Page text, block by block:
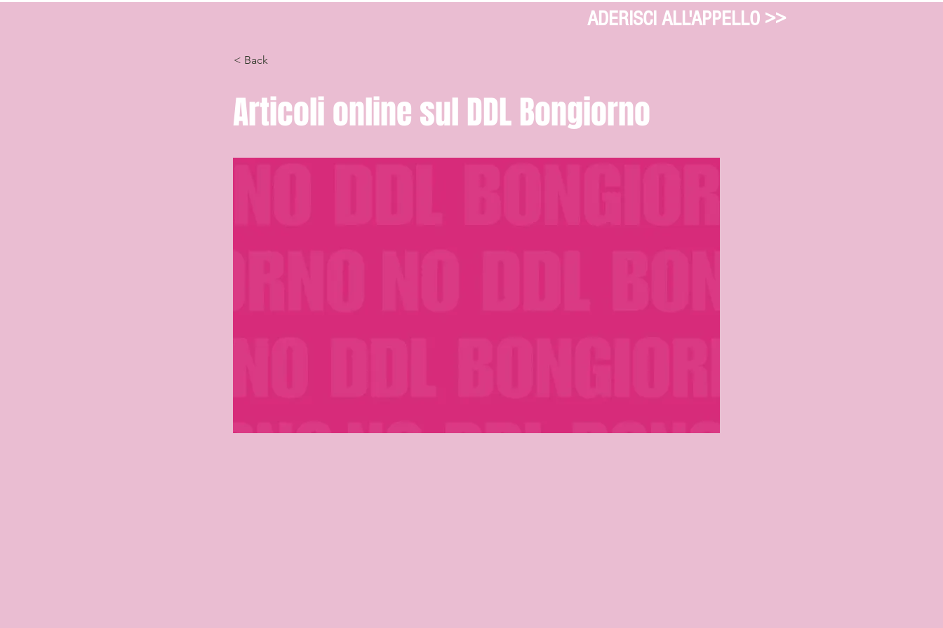
ADERISCI ALL'APPELLO >>
< Back
Articoli online sul DDL Bongiorno